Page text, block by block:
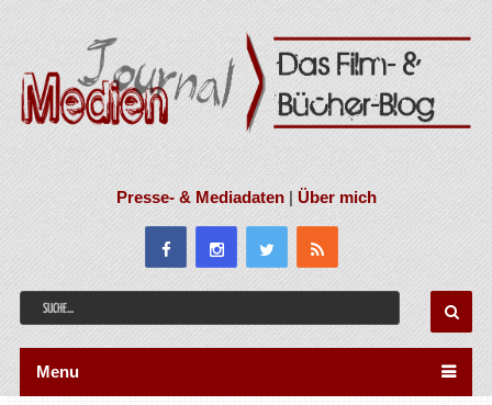
Presse- & Mediadaten|Über mich
Menu